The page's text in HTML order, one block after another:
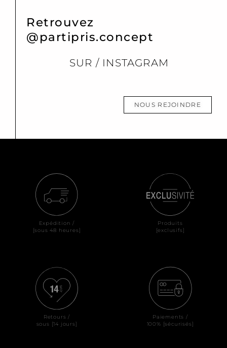
Retrouvez
@partipris.concept
SUR / INSTAGRAM
NOUS REJOINDRE
Expédition /
[sous 48 heures]
Produits
[exclusifs]
Retours /
sous [14 jours]
Paiements /
100% [sécurisés]